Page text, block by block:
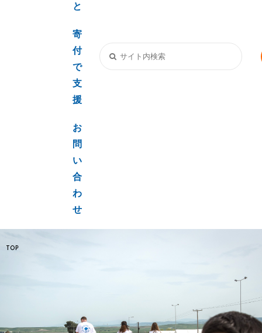
と
寄
付
で
支
援
お
問
い
合
わ
せ
TOP